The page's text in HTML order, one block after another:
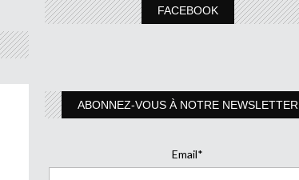
FACEBOOK
ABONNEZ-VOUS À NOTRE NEWSLETTER
Email*